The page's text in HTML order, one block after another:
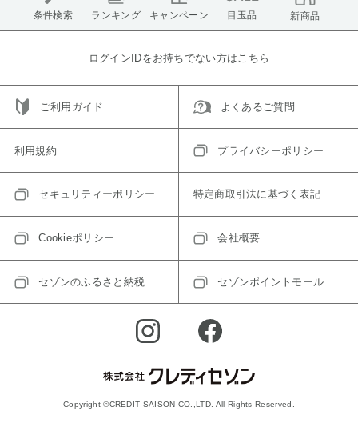
条件検索 ランキング キャンペーン 目玉品 新商品
ログインIDをお持ちでない方はこちら
ご利用ガイド よくあるご質問
利用規約 プライバシーポリシー
セキュリティーポリシー 特定商取引法に基づく表記
Cookieポリシー 会社概要
セゾンのふるさと納税 セゾンポイントモール
Copyright ©CREDIT SAISON CO.,LTD. All Rights Reserved.